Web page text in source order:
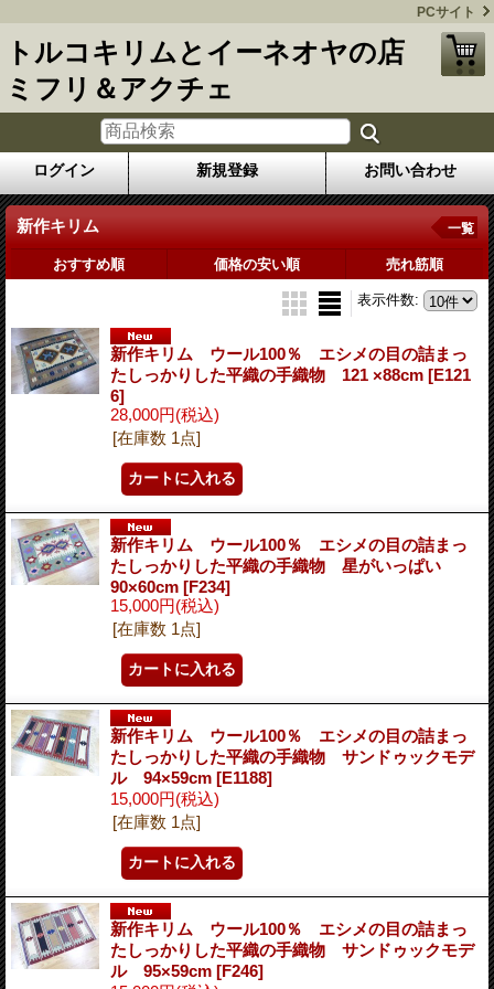
PCサイト
トルコキリムとイーネオヤの店
ミフリ＆アクチェ
ログイン 新規登録 お問い合わせ
新作キリム 一覧
おすすめ順 価格の安い順 売れ筋順
表示件数:
新作キリム ウール100％ エシメの目の詰まっ
たしっかりした平織の手織物 121 ×88cm [E121
6]
28,000円(税込)
[在庫数 1点]
新作キリム ウール100％ エシメの目の詰まっ
たしっかりした平織の手織物 星がいっぱい
90×60cm [F234]
15,000円(税込)
[在庫数 1点]
新作キリム ウール100％ エシメの目の詰まっ
たしっかりした平織の手織物 サンドゥックモデ
ル 94×59cm [E1188]
15,000円(税込)
[在庫数 1点]
新作キリム ウール100％ エシメの目の詰まっ
たしっかりした平織の手織物 サンドゥックモデ
ル 95×59cm [F246]